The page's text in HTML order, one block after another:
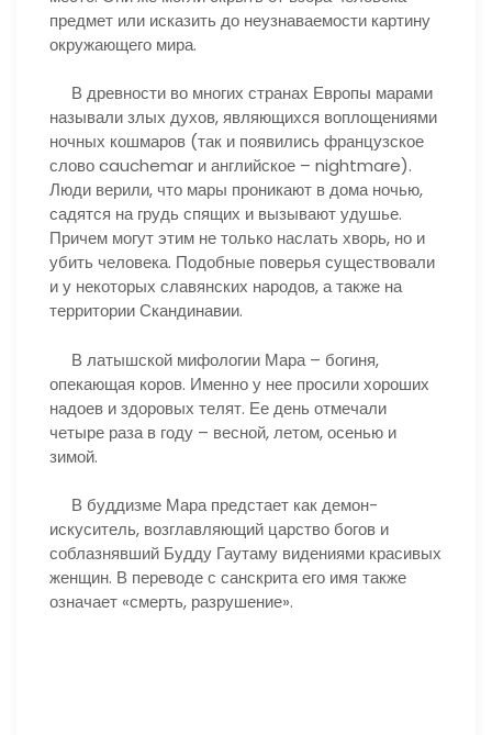
предмет или исказить до неузнаваемости картину
окружающего мира.
В древности во многих странах Европы марами
называли злых духов, являющихся воплощениями
ночных кошмаров (так и появились французское
слово cauchemar и английское – nightmare).
Люди верили, что мары проникают в дома ночью,
садятся на грудь спящих и вызывают удушье.
Причем могут этим не только наслать хворь, но и
убить человека. Подобные поверья существовали
и у некоторых славянских народов, а также на
территории Скандинавии.
В латышской мифологии Мара – богиня,
опекающая коров. Именно у нее просили хороших
надоев и здоровых телят. Ее день отмечали
четыре раза в году – весной, летом, осенью и
зимой.
В буддизме Мара предстает как демон-
искуситель, возглавляющий царство богов и
соблазнявший Будду Гаутаму видениями красивых
женщин. В переводе с санскрита его имя также
означает «смерть, разрушение».